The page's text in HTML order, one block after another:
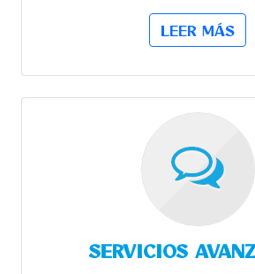
LEER MÁS
SERVICIOS